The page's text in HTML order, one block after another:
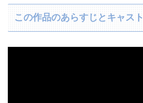
この作品のあらすじとキャスト